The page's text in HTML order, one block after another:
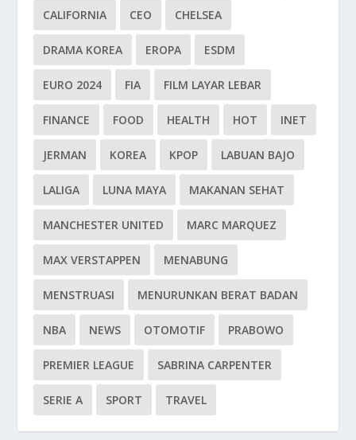
CALIFORNIA CEO CHELSEA
DRAMA KOREA EROPA ESDM
EURO 2024 FIA FILM LAYAR LEBAR
FINANCE FOOD HEALTH HOT INET
JERMAN KOREA KPOP LABUAN BAJO
LALIGA LUNA MAYA MAKANAN SEHAT
MANCHESTER UNITED MARC MARQUEZ
MAX VERSTAPPEN MENABUNG
MENSTRUASI MENURUNKAN BERAT BADAN
NBA NEWS OTOMOTIF PRABOWO
PREMIER LEAGUE SABRINA CARPENTER
SERIE A SPORT TRAVEL